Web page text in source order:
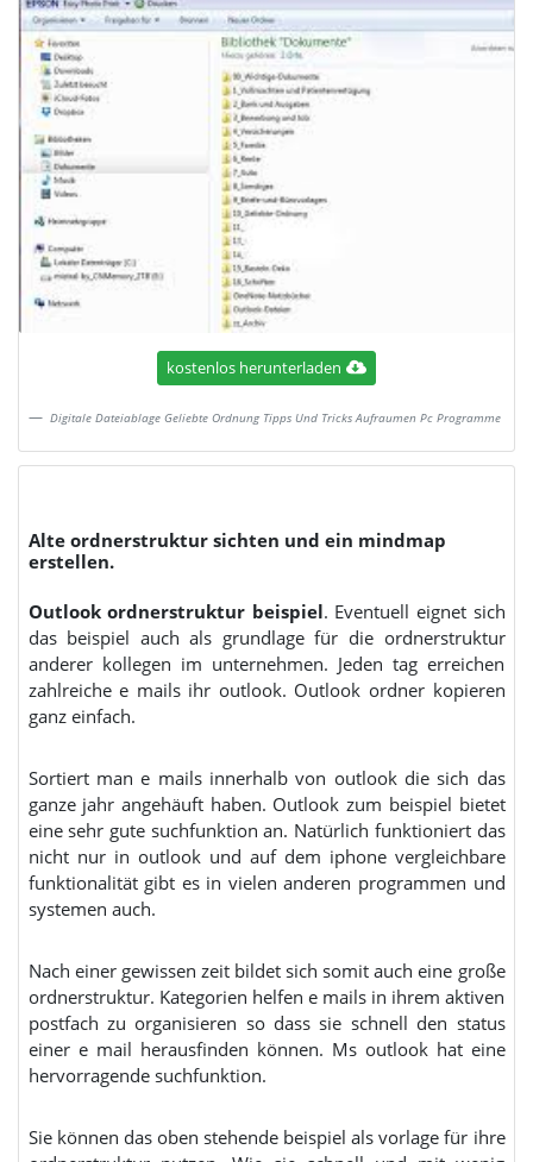
kostenlos herunterladen
Digitale Dateiablage Geliebte Ordnung Tipps Und Tricks Aufraumen Pc Programme
Alte ordnerstruktur sichten und ein mindmap
erstellen.
Outlook ordnerstruktur beispiel. Eventuell eignet sich
das beispiel auch als grundlage für die ordnerstruktur
anderer kollegen im unternehmen. Jeden tag erreichen
zahlreiche e mails ihr outlook. Outlook ordner kopieren
ganz einfach.
Sortiert man e mails innerhalb von outlook die sich das
ganze jahr angehäuft haben. Outlook zum beispiel bietet
eine sehr gute suchfunktion an. Natürlich funktioniert das
nicht nur in outlook und auf dem iphone vergleichbare
funktionalität gibt es in vielen anderen programmen und
systemen auch.
Nach einer gewissen zeit bildet sich somit auch eine große
ordnerstruktur. Kategorien helfen e mails in ihrem aktiven
postfach zu organisieren so dass sie schnell den status
einer e mail herausfinden können. Ms outlook hat eine
hervorragende suchfunktion.
Sie können das oben stehende beispiel als vorlage für ihre